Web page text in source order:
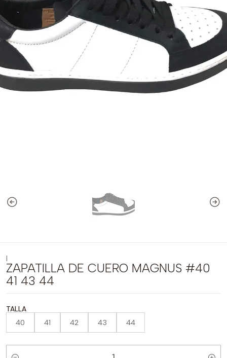
ZAPATILLA DE CUERO MAGNUS #40
41 43 44
TALLA
40 41 42 43 44